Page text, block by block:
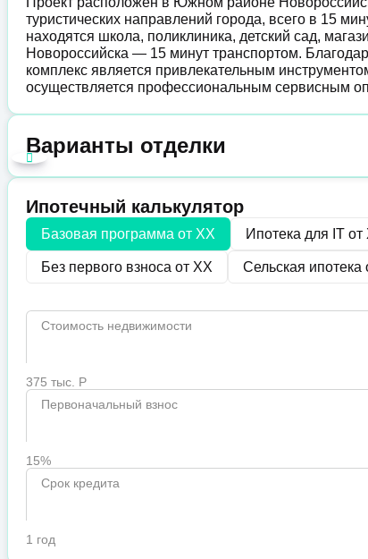
туристических направлений города, всего в 15
находятся школа, поликлиника, детский сад,
Новороссийска — 15 минут транспортом.
комплекс является привлекательным
осуществляется профессиональным сервисным
Варианты отделки
Ипотечный калькулятор
Базовая программа от XX Ипотека для IT от
Без первого взноса от XX Сельская ипотека
Стоимость недвижимости
375 тыс. Р
Первоначальный взнос
15%
Срок кредита
1 год